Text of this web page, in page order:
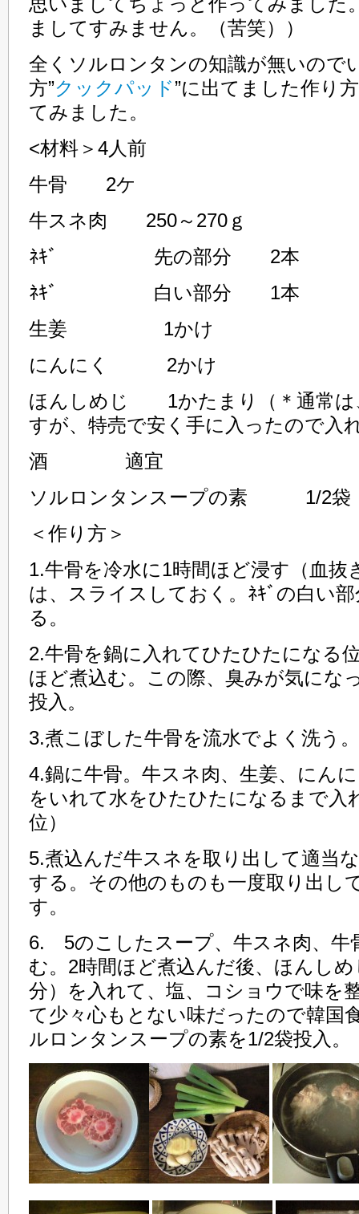
ましてすみません。（苦笑））
全くソルロンタンの知識が無いので
方”クックパッド”に出てました作り
てみました。
<材料＞4人前
牛骨 2ケ
牛スネ肉 250～270ｇ
ﾈｷﾞ 先の部分 2本
ﾈｷﾞ 白い部分 1本
生姜 1かけ
にんにく 2かけ
ほんしめじ 1かたまり（＊通常は
すが、特売で安く手に入ったので入
酒 適宜
ソルロンタンスープの素 1/2袋
＜作り方＞
1.牛骨を冷水に1時間ほど浸す（血抜
は、スライスしておく。ﾈｷﾞの白い
る。
2.牛骨を鍋に入れてひたひたになる
ほど煮込む。この際、臭みが気にな
投入。
3.煮こぼした牛骨を流水でよく洗う。
4.鍋に牛骨。牛スネ肉、生姜、にん
をいれて水をひたひたになるまで入
位）
5.煮込んだ牛スネを取り出して適当
する。その他のものも一度取り出し
す。
6. 5のこしたスープ、牛スネ肉、牛
む。2時間ほど煮込んだ後、ほんし
分）を入れて、塩、コショウで味を
て少々心もとない味だったので韓国
ルロンタンスープの素を1/2袋投入。